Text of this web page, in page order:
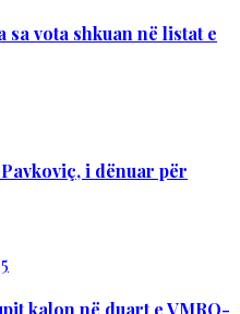
sa vota shkuan në listat e
i dënuar për
kalon në duart e VMRO-